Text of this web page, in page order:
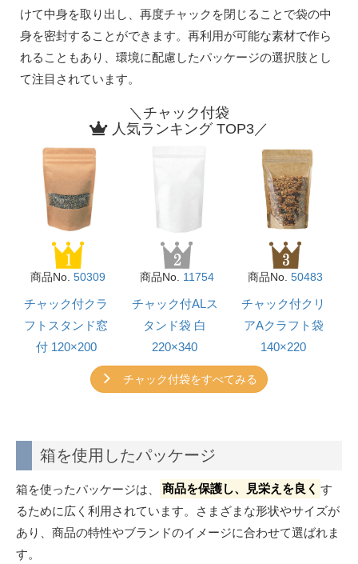
けて中身を取り出し、再度チャックを閉じることで袋の中
身を密封することができます。再利用が可能な素材で作ら
れることもあり、環境に配慮したパッケージの選択肢とし
て注目されています。
＼チャック付袋
人気ランキング TOP3／
商品No.50309
チャック付クラ
フトスタンド窓
付 120×200
商品No. 11754
チャック付ALス
タンド袋 白
220×340
商品No.50483
チャック付クリ
アAクラフト袋
140×220
チャック付袋をすべてみる
箱を使用したパッケージ
箱を使ったパッケージは、 商品を保護し、見栄えを良く す
るために広く利用されています。さまざまな形状やサイズが
あり、商品の特性やブランドのイメージに合わせて選ばれま
す。